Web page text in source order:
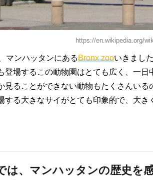
https://en.wikipedia.org/
マンハッタンにあるBronx zooいきました
登場するこの動物園はとても広く、一日
見ることができない動物もたくさんいる
する大きなサイがとても印象的で、大き
は、マンハッタンの歴史を